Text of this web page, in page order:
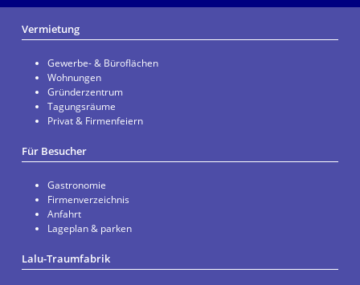
Vermietung
Gewerbe- & Büroflächen
Wohnungen
Gründerzentrum
Tagungsräume
Privat & Firmenfeiern
Für Besucher
Gastronomie
Firmenverzeichnis
Anfahrt
Lageplan & parken
Lalu-Traumfabrik